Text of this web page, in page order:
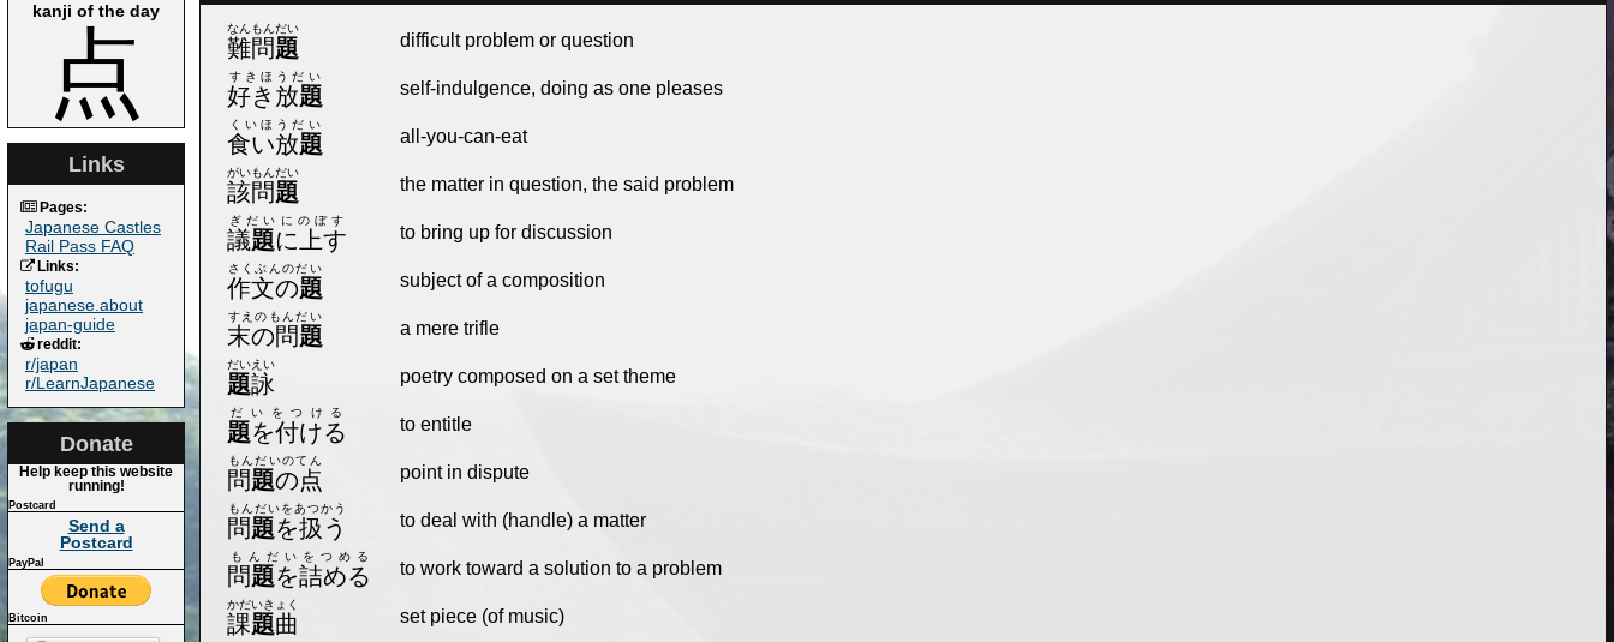
kanji of the day
点
Links
Pages:
Japanese Castles
Rail Pass FAQ
Links:
tofugu
japanese.about
japan-guide
reddit:
r/japan
r/LearnJapanese
Donate
Help keep this website
running!
Postcard
Send a
Postcard
PayPal
Bitcoin
難問題
なんもんだい
difficult problem or question
好き放題
すきほうだい
self-indulgence, doing as one pleases
食い放題
くいほうだい
all-you-can-eat
該問題
がいもんだい
the matter in question, the said problem
議題に上す
ぎだいにのぼす
to bring up for discussion
作文の題
さくぶんのだい
subject of a composition
末の問題
すえのもんだい
a mere trifle
題詠
だいえい
poetry composed on a set theme
題を付ける
だいをつける
to entitle
問題の点
もんだいのてん
point in dispute
問題を扱う
もんだいをあつかう
to deal with (handle) a matter
問題を詰める
もんだいをつめる
to work toward a solution to a problem
課題曲
かだいきょく
set piece (of music)